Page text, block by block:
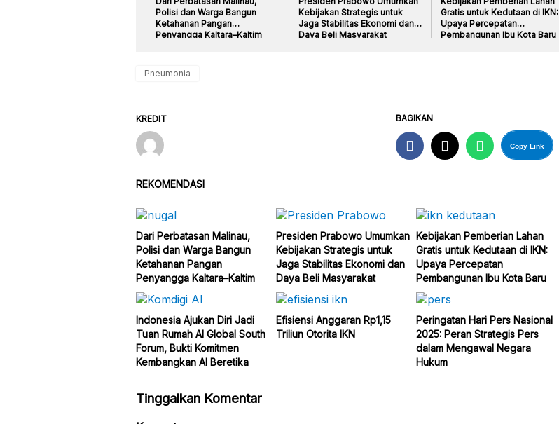
Polisi dan Warga Bangun
Ketahanan Pangan
Penyangga Kaltara–Kaltim
Kebijakan Strategis untuk
Jaga Stabilitas Ekonomi dan
Daya Beli Masyarakat
Gratis untuk Kedutaan di IKN:
Upaya Percepatan
Pembangunan Ibu Kota Baru
Pneumonia
KREDIT BAGIKAN
Copy Link
REKOMENDASI
Dari Perbatasan Malinau,
Polisi dan Warga Bangun
Ketahanan Pangan
Penyangga Kaltara–Kaltim
Presiden Prabowo Umumkan
Kebijakan Strategis untuk
Jaga Stabilitas Ekonomi dan
Daya Beli Masyarakat
Kebijakan Pemberian Lahan
Gratis untuk Kedutaan di IKN:
Upaya Percepatan
Pembangunan Ibu Kota Baru
Indonesia Ajukan Diri Jadi
Tuan Rumah AI Global South
Forum, Bukti Komitmen
Kembangkan AI Beretika
Efisiensi Anggaran Rp1,15
Triliun Otorita IKN
Peringatan Hari Pers Nasional
2025: Peran Strategis Pers
dalam Mengawal Negara
Hukum
Tinggalkan Komentar